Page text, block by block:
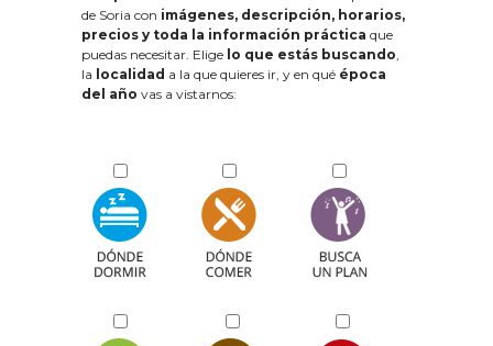
de Soria con imágenes, descripción, horarios,
precios y toda la información práctica que
puedas necesitar. Elige lo que estás buscando,
la localidad a la que quieres ir, y en qué época
del año vas a vistarnos: